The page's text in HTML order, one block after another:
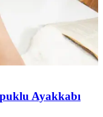
Ayakkabı